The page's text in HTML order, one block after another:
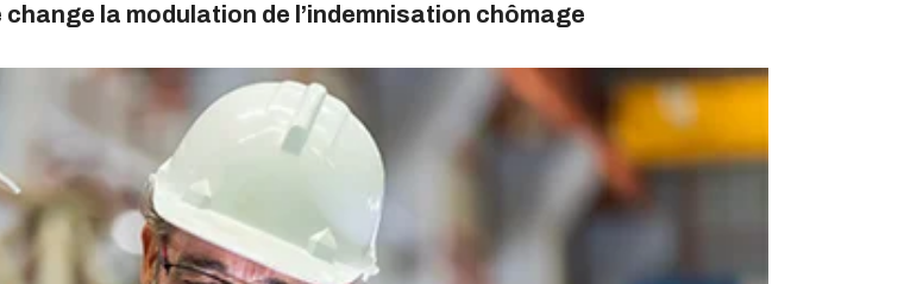
la modulation de l’indemnisation chômage